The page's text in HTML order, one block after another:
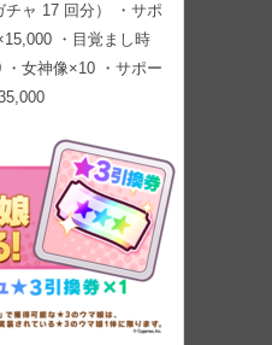
チャ 17 回分） ・サポ
・目覚まし時
女神像×10 ・サポー